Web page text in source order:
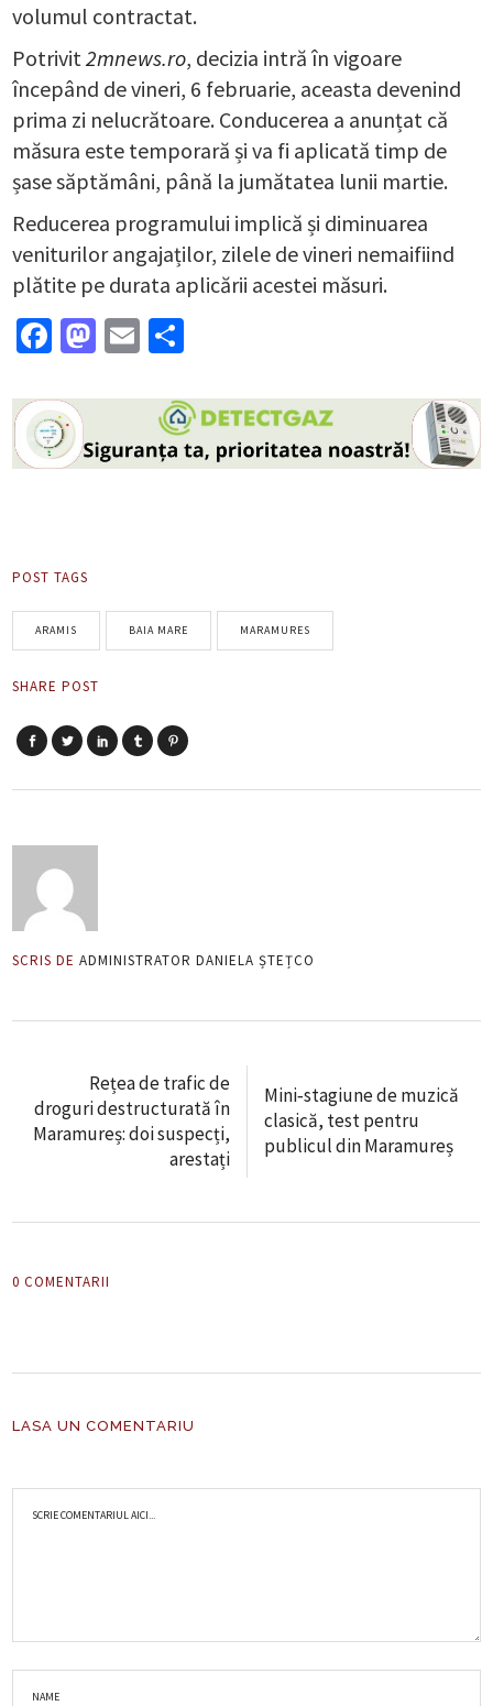
volumul contractat.
Potrivit2mnews.ro, decizia intră în vigoare
începând de vineri, 6 februarie, aceasta devenind
prima zi nelucrătoare. Conducerea a anunțat că
măsura este temporară și va fi aplicată timp de
șase săptămâni, până la jumătatea lunii martie.
Reducerea programului implică și diminuarea
veniturilor angajaților, zilele de vineri nemaifiind
plătite pe durata aplicării acestei măsuri.
Facebook
Mastodon
Email
POST TAGS
ARAMIS BAIA MARE MARAMURES
SHARE POST
SCRIS DE ADMINISTRATOR DANIELA ȘTEȚCO
Rețea de trafic de
droguri destructurată în
Maramureș: doi suspecți,
arestați
Mini‑stagiune de muzică
clasică, test pentru
publicul din Maramureș
0 COMENTARII
LASA UN COMENTARIU